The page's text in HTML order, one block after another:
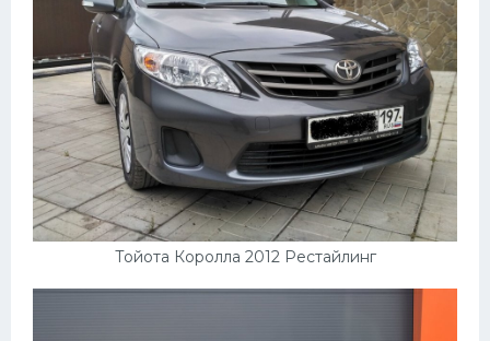
Тойота Королла 2012 Рестайлинг
Велосипеды
Рено
Прогулочные суда
Хендай
Лимузины
Камаз
Автобусы
Хонда